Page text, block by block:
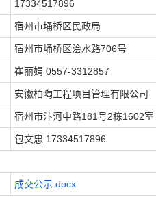
17334517896
宿州市埇桥区民政局
宿州市埇桥区浍水路706号
崔丽娟 0557-3312857
安徽柏陶工程项目管理有限公司
宿州市汴河中路181号2栋1602室
包文忠 17334517896
成交公示.docx